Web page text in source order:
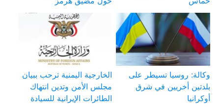
وكالة: روسيا تسيطر على
بلدتين أخريين في شرق
أوكرانيا
الخارجية اليمنية ترحب ببيان
مجلس الأمن وتدين انتهاك
الطائرات الإيرانية للسيادة